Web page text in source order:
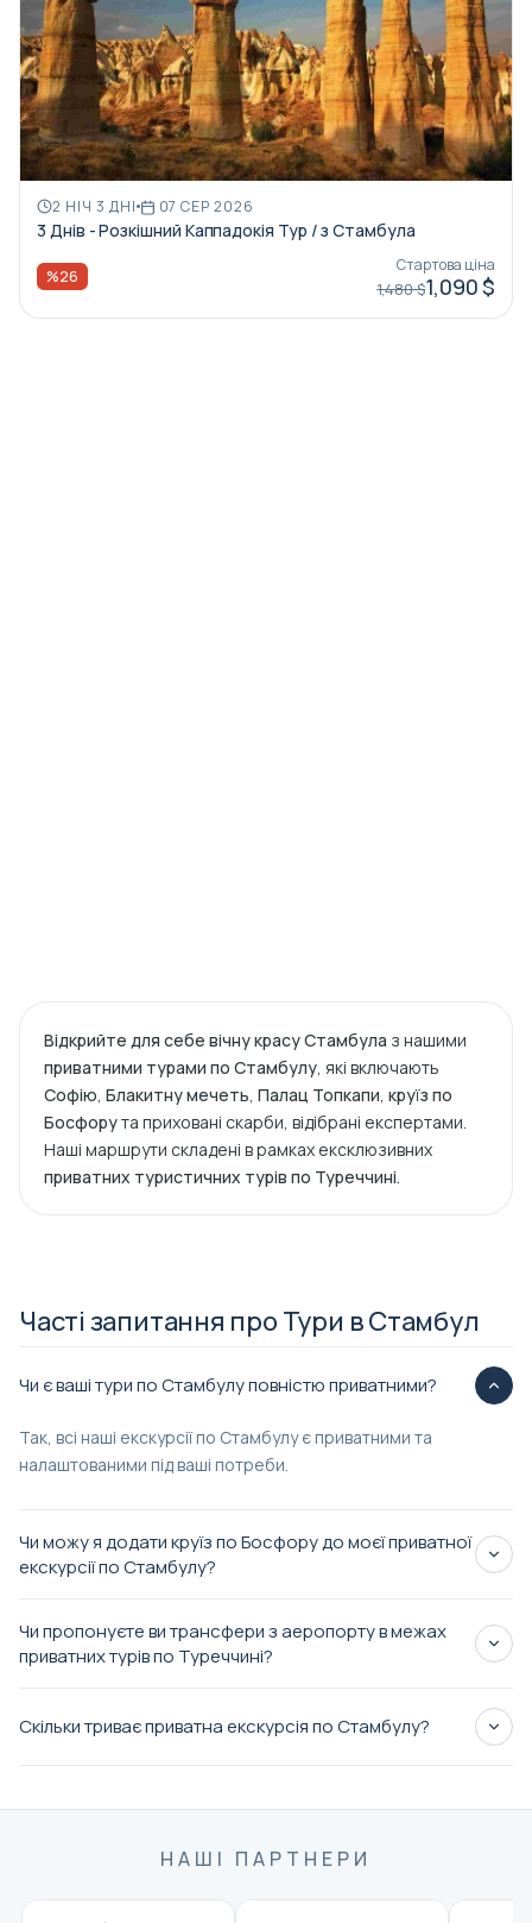
2 НІЧ 3 ДНІ 07 СЕР 2026
3 Днів - Розкішний Каппадокія Тур / з Стамбула
%26
Стартова ціна
1,480 $1,090 $
Відкрийте для себе вічну красу Стамбула з нашими
приватними турами по Стамбулу , які включають
Софію Блакитну мечеть Палац Топкапи круїз по
Босфорута приховані скарби, відібрані експертами.
Наші маршрути складені в рамках ексклюзивних
приватних туристичних турів по Туреччині.
Часті запитання про Тури в Стамбул
Чи є ваші тури по Стамбулу повністю приватними?
Так, всі наші екскурсії по Стамбулу є приватними та
налаштованими під ваші потреби.
Чи можу я додати круїз по Босфору до моєї приватної
екскурсії по Стамбулу?
Чи пропонуєте ви трансфери з аеропорту в межах
приватних турів по Туреччині?
Стамбулі
VIP-трансфери
Скільки триває приватна екскурсія по Стамбулу?
день
НАШІ ПАРТНЕРИ